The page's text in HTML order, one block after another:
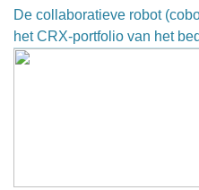
De collaboratieve robot
het CRX-portfolio van het